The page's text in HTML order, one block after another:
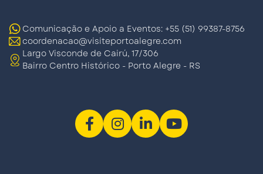
Comunicação e Apoio a Eventos: +55 (51) 99387-8756
coordenacao@visiteportoalegre.com
Largo Visconde de Cairú, 17/306
Bairro Centro Histórico - Porto Alegre - RS